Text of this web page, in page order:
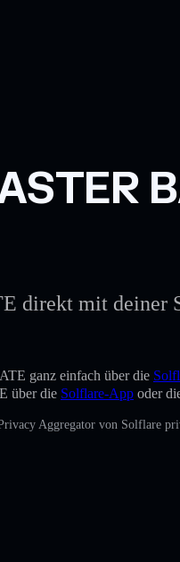
direkt mit deiner
ganz einfach über die
über die Solflare-App oder
Aggregator von Solflare